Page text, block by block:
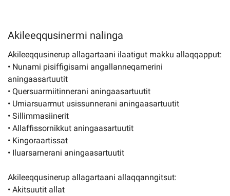
Akileeqqusinermi nalinga
Akileeqqusinerup allagartaani ilaatigut makku allaqqapput:
• Nunami pisiffigisami angallanneqarnerini
aningaasartuutit
• Quersuarmiitinnerani aningaasartuutit
• Umiarsuarmut usissunnerani aningaasartuutit
• Sillimmasiinerit
• Allaffissornikkut aningaasartuutit
• Kingoraartissat
• Iluarsarnerani aningaasartuutit
Akileeqqusinerup allagartaani allaqqanngitsut:
• Akitsuutit allat